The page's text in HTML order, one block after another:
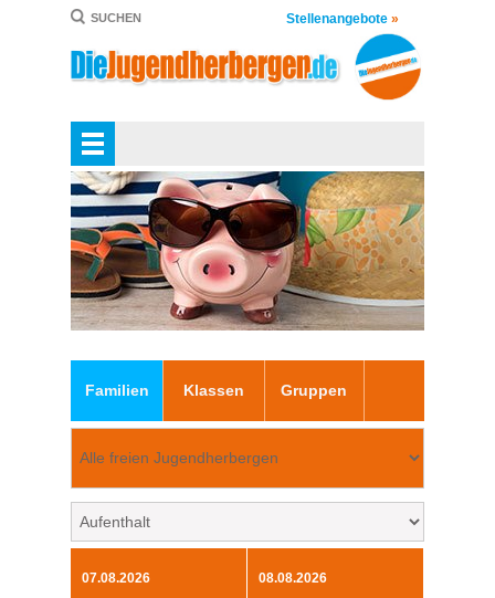
SUCHEN Stellenangebote »
Familien Klassen Gruppen